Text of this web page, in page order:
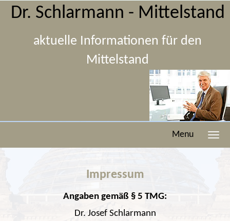
Dr. Schlarmann - Mittelstand
aktuelle Informationen für den
Mittelstand
Menu
Impressum
Angaben gemäß § 5 TMG:
Dr. Josef Schlarmann